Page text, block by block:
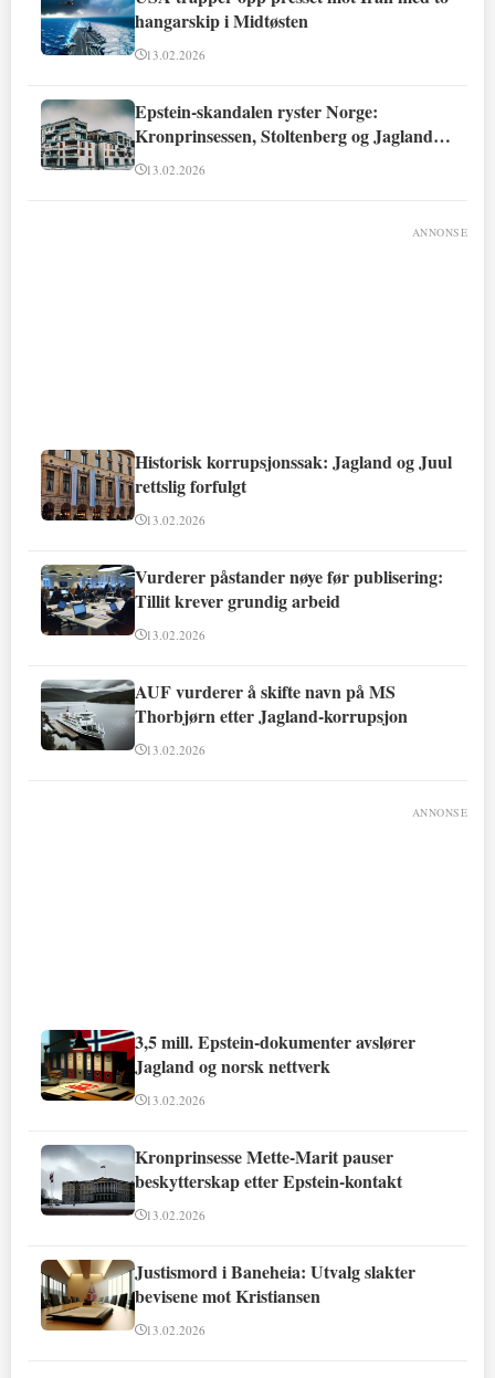
hangarskip i Midtøsten
13.02.2026
Epstein-skandalen ryster Norge:
Kronprinsessen, Stoltenberg og Jagland
involvert
13.02.2026
ANNONSE
Historisk korrupsjonssak: Jagland og Juul
rettslig forfulgt
13.02.2026
Vurderer påstander nøye før publisering:
Tillit krever grundig arbeid
13.02.2026
AUF vurderer å skifte navn på MS
Thorbjørn etter Jagland-korrupsjon
13.02.2026
ANNONSE
3,5 mill. Epstein-dokumenter avslører
Jagland og norsk nettverk
13.02.2026
Kronprinsesse Mette-Marit pauser
beskytterskap etter Epstein-kontakt
13.02.2026
Justismord i Baneheia: Utvalg slakter
bevisene mot Kristiansen
13.02.2026